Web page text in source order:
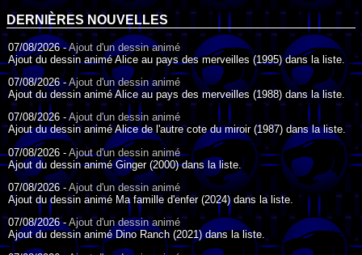
DERNIÈRES NOUVELLES
07/08/2026 -Ajout d'un dessin animé
Ajout du dessin animé Alice au pays des merveilles (1995) dans la liste.
07/08/2026 -Ajout d'un dessin animé
Ajout du dessin animé Alice au pays des merveilles (1988) dans la liste.
07/08/2026 - Ajout d'un dessin animé
Ajout du dessin animé Alice de l'autre cote du miroir (1987) dans la liste.
07/08/2026 - Ajout d'un dessin animé
Ajout du dessin animé Ginger (2000) dans la liste.
07/08/2026 -Ajout d'un dessin animé
Ajout du dessin animé Ma famille d'enfer (2024) dans la liste.
07/08/2026 -Ajout d'un dessin animé
Ajout du dessin animé Dino Ranch (2021) dans la liste.